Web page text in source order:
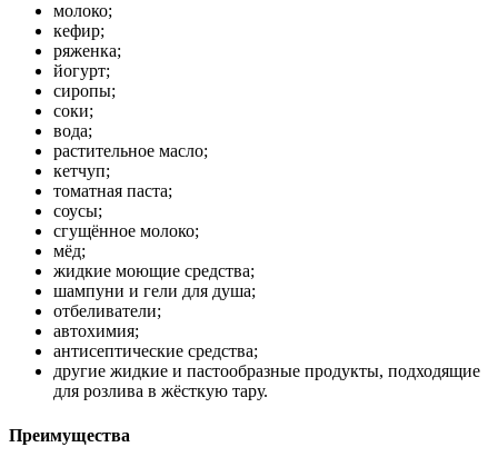
молоко;
кефир;
ряженка;
йогурт;
сиропы;
соки;
вода;
растительное масло;
кетчуп;
томатная паста;
соусы;
сгущённое молоко;
мёд;
жидкие моющие средства;
шампуни и гели для душа;
отбеливатели;
автохимия;
антисептические средства;
другие жидкие и пастообразные продукты, подходящие
для розлива в жёсткую тару.
Преимущества